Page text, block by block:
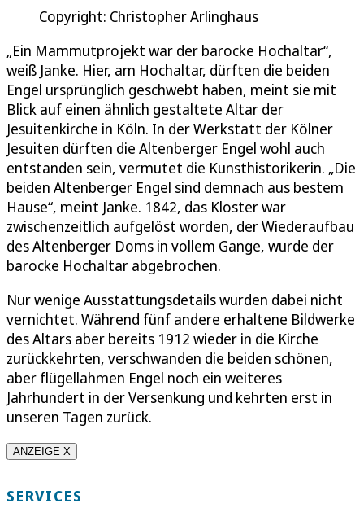
Copyright: Christopher Arlinghaus
„Ein Mammutprojekt war der barocke Hochaltar“,
weiß Janke. Hier, am Hochaltar, dürften die beiden
Engel ursprünglich geschwebt haben, meint sie mit
Blick auf einen ähnlich gestaltete Altar der
Jesuitenkirche in Köln. In der Werkstatt der Kölner
Jesuiten dürften die Altenberger Engel wohl auch
entstanden sein, vermutet die Kunsthistorikerin. „Die
beiden Altenberger Engel sind demnach aus bestem
Hause“, meint Janke. 1842, das Kloster war
zwischenzeitlich aufgelöst worden, der Wiederaufbau
des Altenberger Doms in vollem Gange, wurde der
barocke Hochaltar abgebrochen.
Nur wenige Ausstattungsdetails wurden dabei nicht
vernichtet. Während fünf andere erhaltene Bildwerke
des Altars aber bereits 1912 wieder in die Kirche
zurückkehrten, verschwanden die beiden schönen,
aber flügellahmen Engel noch ein weiteres
Jahrhundert in der Versenkung und kehrten erst in
unseren Tagen zurück.
ANZEIGE X
SERVICES